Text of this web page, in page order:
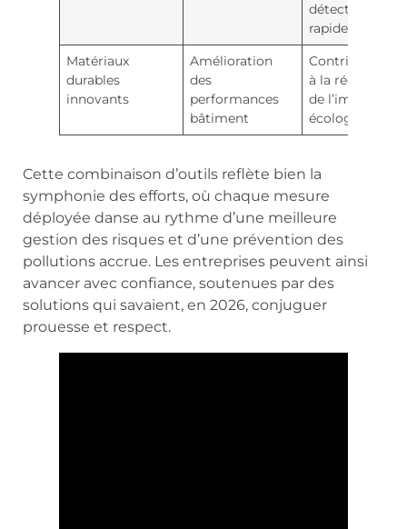
détection
rapide
Matériaux
durables
innovants
Amélioration
des
performances
bâtiment
Contribution
à la réduction
de l’impact
écologique
Cette combinaison d’outils reflète bien la
symphonie des efforts, où chaque mesure
déployée danse au rythme d’une meilleure
gestion des risques et d’une prévention des
pollutions accrue. Les entreprises peuvent ainsi
avancer avec confiance, soutenues par des
solutions qui savaient, en 2026, conjuguer
prouesse et respect.